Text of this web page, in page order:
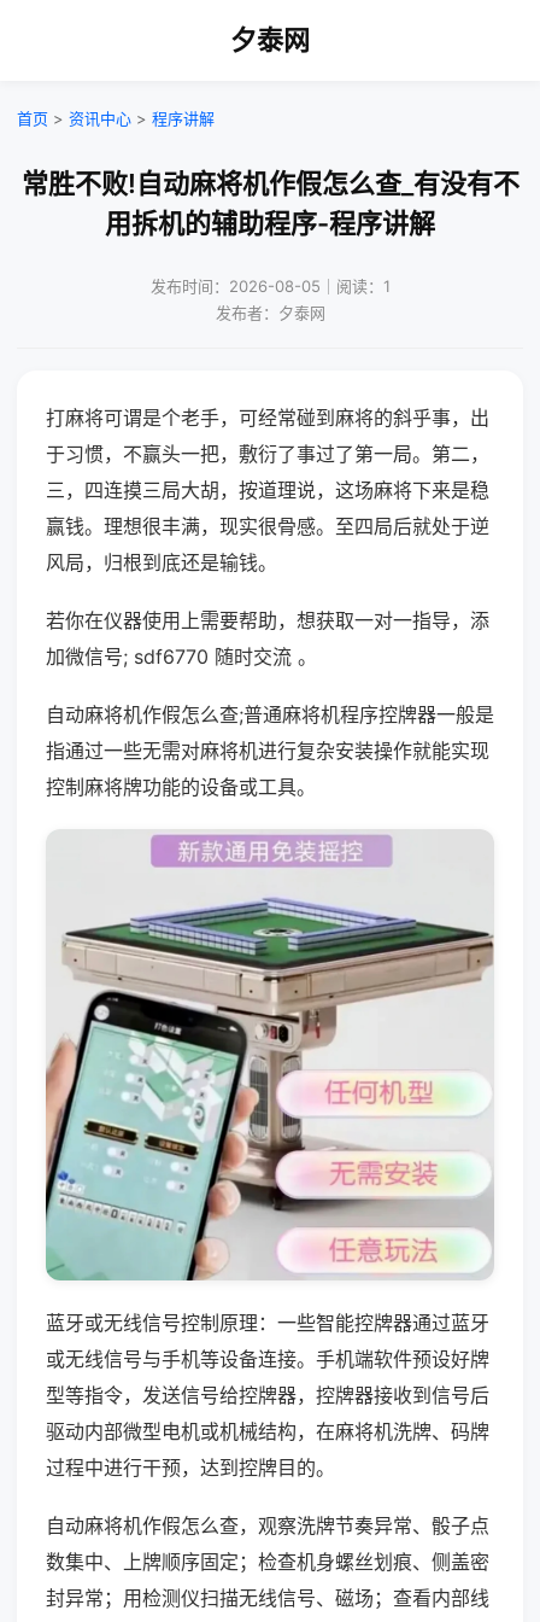
夕泰网
首页 > 资讯中心 > 程序讲解
常胜不败!自动麻将机作假怎么查_有没有不
用拆机的辅助程序-程序讲解
发布时间：2026-08-05｜阅读：1
发布者：夕泰网
打麻将可谓是个老手，可经常碰到麻将的斜乎事，出
于习惯，不赢头一把，敷衍了事过了第一局。第二，
三，四连摸三局大胡，按道理说，这场麻将下来是稳
赢钱。理想很丰满，现实很骨感。至四局后就处于逆
风局，归根到底还是输钱。
若你在仪器使用上需要帮助，想获取一对一指导，添
加微信号; sdf6770 随时交流 。
自动麻将机作假怎么查;普通麻将机程序控牌器一般是
指通过一些无需对麻将机进行复杂安装操作就能实现
控制麻将牌功能的设备或工具。
蓝牙或无线信号控制原理：一些智能控牌器通过蓝牙
或无线信号与手机等设备连接。手机端软件预设好牌
型等指令，发送信号给控牌器，控牌器接收到信号后
驱动内部微型电机或机械结构，在麻将机洗牌、码牌
过程中进行干预，达到控牌目的。
自动麻将机作假怎么查，观察洗牌节奏异常、骰子点
数集中、上牌顺序固定；检查机身螺丝划痕、侧盖密
封异常；用检测仪扫描无线信号、磁场；查看内部线